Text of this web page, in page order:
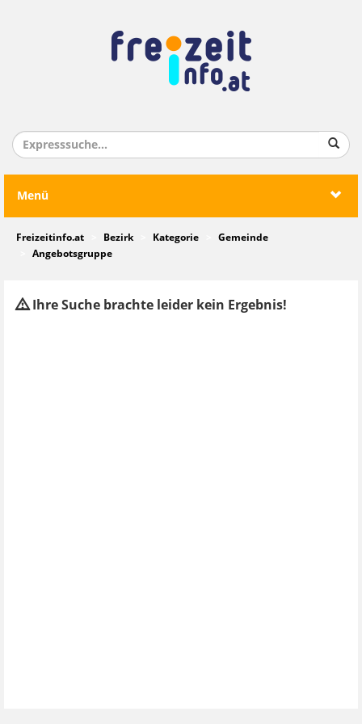
Menü
Freizeitinfo.at Bezirk Kategorie
Gemeinde
Angebotsgruppe
Ihre Suche brachte leider kein Ergebnis!